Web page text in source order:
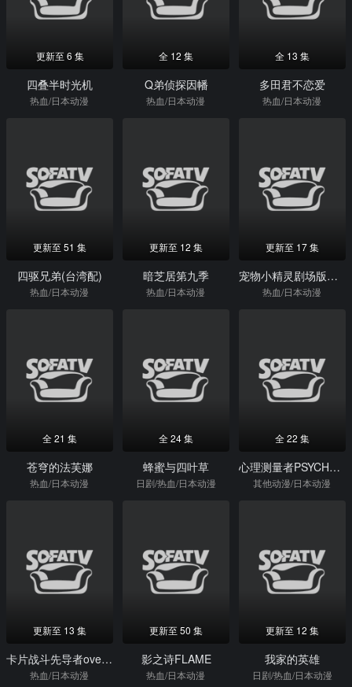
更新至 6 集
四叠半时光机
热血/日本动漫
全 12 集
Q弟侦探因幡
热血/日本动漫
全 13 集
多田君不恋爱
热血/日本动漫
更新至 51 集
四驱兄弟(台湾配)
热血/日本动漫
更新至 12 集
暗芝居第九季
热血/日本动漫
更新至 17 集
宠物小精灵剧场版合辑
热血/日本动漫
全 21 集
苍穹的法芙娜
热血/日本动漫
全 24 集
蜂蜜与四叶草
日剧/热血/日本动漫
全 22 集
心理测量者PSYCHO-PASS
其他动漫/日本动漫
更新至 13 集
卡片战斗先导者overDress第三季
热血/日本动漫
更新至 50 集
影之诗FLAME
热血/日本动漫
更新至 12 集
我家的英雄
日剧/热血/日本动漫